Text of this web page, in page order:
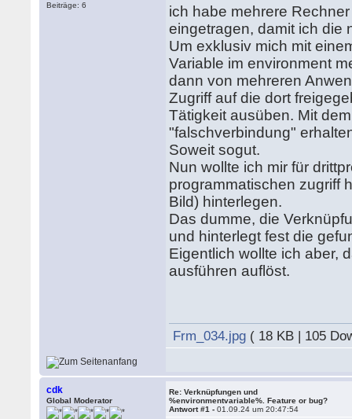
Beiträge: 6
ich habe mehrere
eingetragen, damit ich die
Um exklusiv mich mit
Variable im environment
dann von mehreren
Zugriff auf die dort
Tätigkeit ausüben. Mit
"falschverbindung"
Soweit sogut.
Nun wollte ich mir für
programmatischen zugriff
Bild) hinterlegen.
Das dumme, die
und hinterlegt fest die
Eigentlich wollte ich aber,
ausführen auflöst.
Frm_034.jpg ( 18 KB | 105
cdk
Global Moderator
Re: Verknüpfungen und
%environmentvariable%. Feature or bug?
Antwort #1 -01.09.24 um 20:47:54